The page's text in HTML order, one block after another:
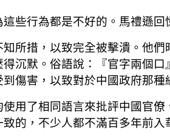
些行為都是不好的。馬禮遜回
所措，以致完全被擊潰。他
沉默。俗語說：『官字兩個
傷害，以致對於中國政府那種
用了相同語言來批評中國官
的，不少人都不滿百多年前